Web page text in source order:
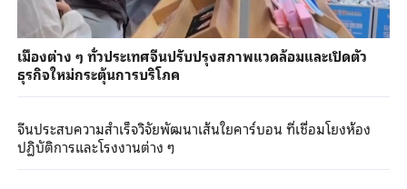
เมืองต่าง ๆ ทั่วประเทศจีนปรับปรุงสภาพแวดล้อมและเปิดตัว
ธุรกิจใหม่กระตุ้นการบริโภค
จีนประสบความสำเร็จวิจัยพัฒนาเส้นใยคาร์บอน ที่เชื่อมโยงห้อง
ปฏิบัติการและโรงงานต่าง ๆ